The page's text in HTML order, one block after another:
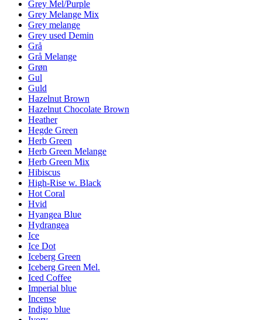
Grey Mel/Purple
Grey Melange Mix
Grey melange
Grey used Demin
Grå
Grå Melange
Grøn
Gul
Guld
Hazelnut Brown
Hazelnut Chocolate Brown
Heather
Hegde Green
Herb Green
Herb Green Melange
Herb Green Mix
Hibiscus
High-Rise w. Black
Hot Coral
Hvid
Hyangea Blue
Hydrangea
Ice
Ice Dot
Iceberg Green
Iceberg Green Mel.
Iced Coffee
Imperial blue
Incense
Indigo blue